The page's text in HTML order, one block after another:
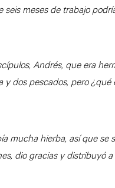
seis meses de trabajo
Andrés, que era
y dos pescados, pero
mucha hierba, así que se
dio gracias y distribuyó